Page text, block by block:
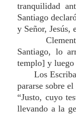
tranquilidad
Santiago
y Señor, Jesús,
Clemente
Santiago, lo
templo] y luego
Los Escribas
pararse sobre
“Justo, cuyo
llevando a la